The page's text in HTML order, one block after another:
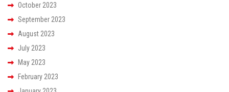
October 2023
September 2023
August 2023
July 2023
May 2023
February 2023